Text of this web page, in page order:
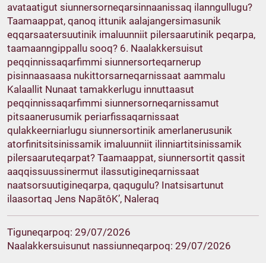
avataatigut siunnersorneqarsinnaanissaq ilanngullugu?
Taamaappat, qanoq ittunik aalajangersimasunik
eqqarsaatersuutinik imaluunniit pilersaarutinik peqarpa,
taamaanngippallu sooq? 6. Naalakkersuisut
peqqinnissaqarfimmi siunnersorteqarnerup
pisinnaasaasa nukittorsarneqarnissaat aammalu
Kalaallit Nunaat tamakkerlugu innuttaasut
peqqinnissaqarfimmi siunnersorneqarnissamut
pitsaanerusumik periarfissaqarnissaat
qulakkeerniarlugu siunnersortinik amerlanerusunik
atorfinitsitsinissamik imaluunniit ilinniartitsinissamik
pilersaaruteqarpat? Taamaappat, siunnersortit qassit
aaqqissuussinermut ilassutigineqarnissaat
naatsorsuutigineqarpa, qaqugulu? Inatsisartunut
ilaasortaq Jens NapãtôK’, Naleraq
Tiguneqarpoq: 29/07/2026
Naalakkersuisunut nassiunneqarpoq: 29/07/2026